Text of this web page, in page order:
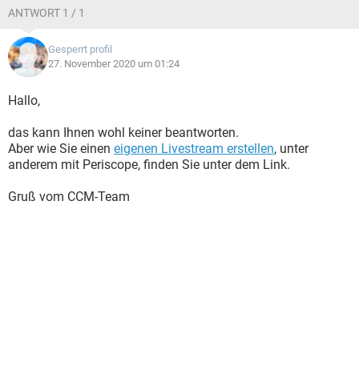
ANTWORT 1 / 1
Gesperrt profil
27. November 2020 um 01:24
Hallo,
das kann Ihnen wohl keiner beantworten.
Aber wie Sie einen eigenen Livestream erstellen, unter
anderem mit Periscope, finden Sie unter dem Link.
Gruß vom CCM-Team